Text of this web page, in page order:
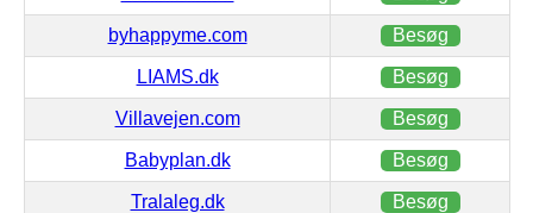
byhappyme.com Besøg
LIAMS.dk Besøg
Villavejen.com Besøg
Babyplan.dk Besøg
Tralaleg.dk Besøg